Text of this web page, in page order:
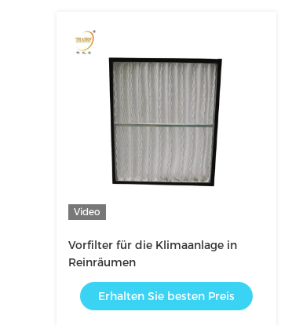
Video
Vorfilter für die Klimaanlage in
Reinräumen
Erhalten Sie besten Preis